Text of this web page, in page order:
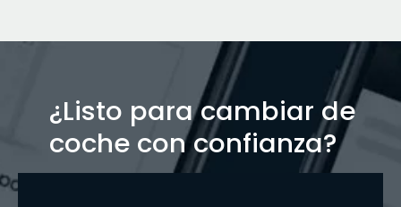
¿Listo para cambiar de
coche con confianza?